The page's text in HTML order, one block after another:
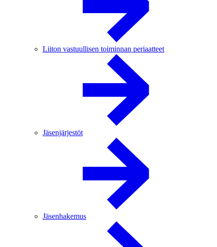
Liiton vastuullisen toiminnan periaatteet
Jäsenjärjestöt
Jäsenhakemus